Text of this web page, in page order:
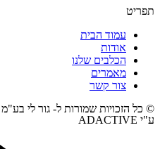
תפריט
עמוד הבית
אודות
הכלבים שלנו
מאמרים
צור קשר
© כל הזכויות שמורות ל- גור לי
ע"י ADACTIVE